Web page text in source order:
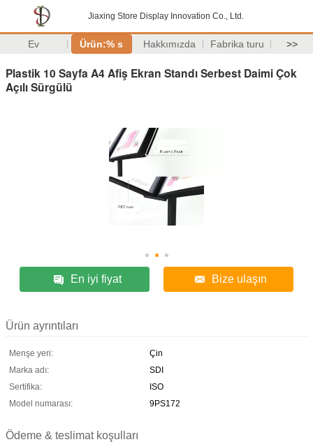
Jiaxing Store Display Innovation Co., Ltd.
Ev Ürün:% s Hakkımızda Fabrika turu >>
Plastik 10 Sayfa A4 Afiş Ekran Standı Serbest Daimi Çok
Açılı Sürgülü
En iyi fiyat Bize ulaşın
Ürün ayrıntıları
Menşe yeri:
Çin
Marka adı:
SDI
Sertifika:
ISO
Model numarası:
9PS172
Ödeme & teslimat koşulları